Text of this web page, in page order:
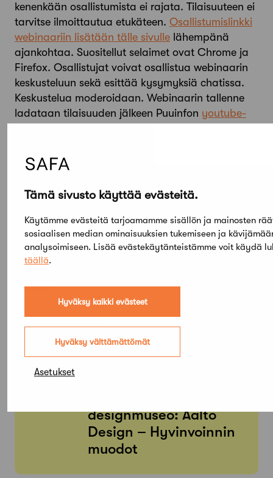
Tämä sivusto käyttää evästeitä.
Käytämme evästeitä tarjoamamme sisällön ja mainosten
sosiaalisen median ominaisuuksien tukemiseen ja
analysoimiseen. Lisää evästekäytänteistämme voit käydä
täällä.
Hyväksy kaikki evästeet
Hyväksy välttämättömät
Asetukset
kenenkään osallistumista ei rajata. Tilaisuuteen ei
tarvitse ilmoittautua etukäteen. Osallistumislinkki
webinaariin lisätään tälle sivulle lähempänä
ajankohtaa. Suositellut selaimet ovat Chrome ja
Firefox. Osallistujat voivat osallistua webinaarin
keskusteluun sekä esittää kysymyksiä chatissa.
Keskustelua moderoidaan. Webinaarin tallenne
ladataan tilaisuuden jälkeen Puuinfon youtube-
Elokuu,
2026
Etsi tapahtumista
PE
05
SU
03
TAMMI
designmuseo: Aalto
Design – Hyvinvoinnin
muodot